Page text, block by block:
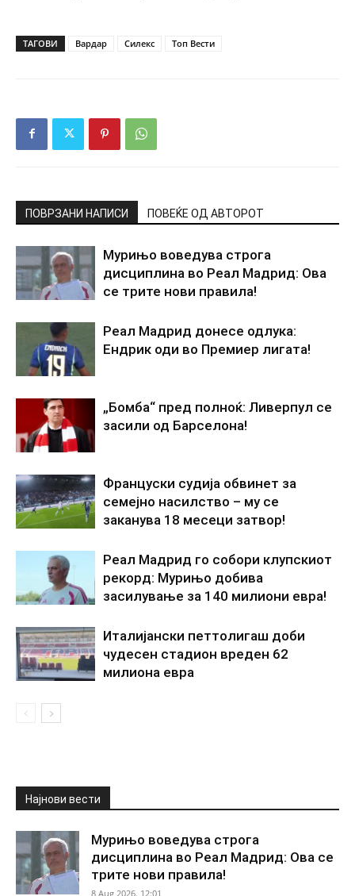
ТАГОВИ Вардар Силекс Топ Вести
ПОВРЗАНИ НАПИСИ ПОВЕЌЕ ОД АВТОРОТ
Мурињо воведува строга
дисциплина во Реал Мадрид: Ова
се трите нови правила!
Реал Мадрид донесе одлука:
Ендрик оди во Премиер лигата!
„Бомба“ пред полноќ: Ливерпул се
засили од Барселона!
Француски судија обвинет за
семејно насилство – му се
заканува 18 месеци затвор!
Реал Мадрид го собори клупскиот
рекорд: Мурињо добива
засилување за 140 милиони евра!
Италијански петтолигаш доби
чудесен стадион вреден 62
милиона евра
Најнови вести
Мурињо воведува строга
дисциплина во Реал Мадрид: Ова се
трите нови правила!
8 Aug 2026. 12:01